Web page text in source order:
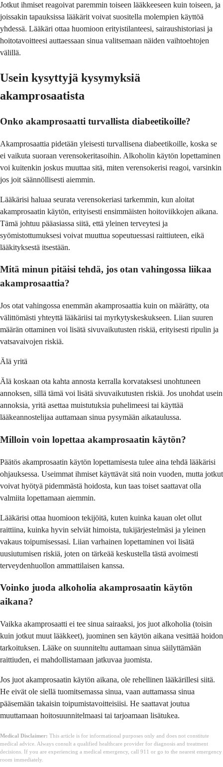
Jotkut ihmiset reagoivat paremmin toiseen lääkkeeseen kuin toiseen, ja
joissakin tapauksissa lääkärit voivat suositella molempien käyttöä
yhdessä. Lääkäri ottaa huomioon erityistilanteesi, sairaushistoriasi ja
hoitotavoitteesi auttaessaan sinua valitsemaan näiden vaihtoehtojen
välillä.
Usein kysyttyjä kysymyksiä
akamprosaatista
Onko akamprosaatti turvallista diabeetikoille?
Akamprosaattia pidetään yleisesti turvallisena diabeetikoille, koska se
ei vaikuta suoraan verensokeritasoihin. Alkoholin käytön lopettaminen
voi kuitenkin joskus muuttaa sitä, miten verensokerisi reagoi, varsinkin
jos joit säännöllisesti aiemmin.
Lääkärisi haluaa seurata verensokeriasi tarkemmin, kun aloitat
akamprosaatin käytön, erityisesti ensimmäisten hoitoviikkojen aikana.
Tämä johtuu pääasiassa siitä, että yleinen terveytesi ja
syömistottumuksesi voivat muuttua sopeutuessasi raittiuteen, eikä
lääkityksestä itsestään.
Mitä minun pitäisi tehdä, jos otan vahingossa liikaa
akamprosaattia?
Jos otat vahingossa enemmän akamprosaattia kuin on määrätty, ota
välittömästi yhteyttä lääkäriisi tai myrkytyskeskukseen. Liian suuren
määrän ottaminen voi lisätä sivuvaikutusten riskiä, erityisesti ripulin ja
vatsavaivojen riskiä.
Älä yritä
Älä koskaan ota kahta annosta kerralla korvataksesi unohtuneen
annoksen, sillä tämä voi lisätä sivuvaikutusten riskiä. Jos unohdat usein
annoksia, yritä asettaa muistutuksia puhelimeesi tai käyttää
lääkeannostelijaa auttamaan sinua pysymään aikataulussa.
Milloin voin lopettaa akamprosaatin käytön?
Päätös akamprosaatin käytön lopettamisesta tulee aina tehdä lääkärisi
ohjauksessa. Useimmat ihmiset käyttävät sitä noin vuoden, mutta jotkut
voivat hyötyä pidemmästä hoidosta, kun taas toiset saattavat olla
valmiita lopettamaan aiemmin.
Lääkärisi ottaa huomioon tekijöitä, kuten kuinka kauan olet ollut
raittiina, kuinka hyvin selviät himoista, tukijärjestelmäsi ja yleinen
vakaus toipumisessasi. Liian varhainen lopettaminen voi lisätä
uusiutumisen riskiä, joten on tärkeää keskustella tästä avoimesti
terveydenhuollon ammattilaisen kanssa.
Voinko juoda alkoholia akamprosaatin käytön
aikana?
Vaikka akamprosaatti ei tee sinua sairaaksi, jos juot alkoholia (toisin
kuin jotkut muut lääkkeet), juominen sen käytön aikana vesittää hoidon
tarkoituksen. Lääke on suunniteltu auttamaan sinua säilyttämään
raittiuden, ei mahdollistamaan jatkuvaa juomista.
Jos juot akamprosaatin käytön aikana, ole rehellinen lääkärillesi siitä.
He eivät ole siellä tuomitsemassa sinua, vaan auttamassa sinua
pääsemään takaisin toipumistavoitteisiisi. He saattavat joutua
muuttamaan hoitosuunnitelmaasi tai tarjoamaan lisätukea.
Medical Disclaimer: This article is for informational purposes only and does not constitute
medical advice. Always consult a qualified healthcare provider for diagnosis and treatment
decisions. If you are experiencing a medical emergency, call 911 or go to the nearest emergency
room immediately.